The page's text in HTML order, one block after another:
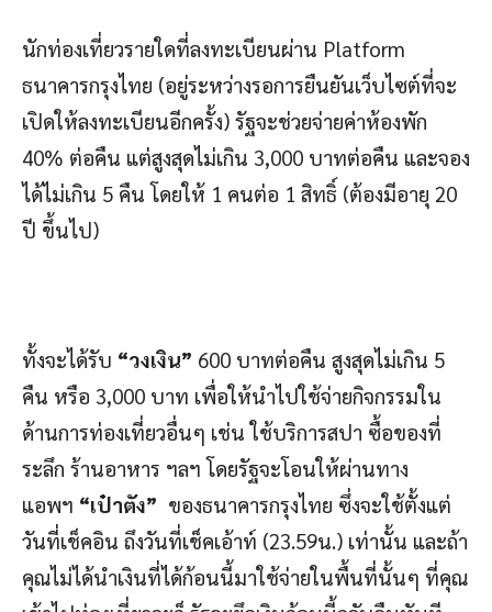
นักท่องเที่ยวรายใดที่ลงทะเบียนผ่าน Platform
ธนาคารกรุงไทย (อยู่ระหว่างรอการยืนยันเว็บไซต์ที่จะ
เปิดให้ลงทะเบียนอีกครั้ง) รัฐจะช่วยจ่ายค่าห้องพัก
40% ต่อคืน แต่สูงสุดไม่เกิน 3,000 บาทต่อคืน และจอง
ได้ไม่เกิน 5 คืน โดยให้ 1 คนต่อ 1 สิทธิ์ (ต้องมีอายุ 20
ปี ขึ้นไป)
ทั้งจะได้รับ “วงเงิน” 600 บาทต่อคืน สูงสุดไม่เกิน 5
คืน หรือ 3,000 บาท เพื่อให้นำไปใช้จ่ายกิจกรรมใน
ด้านการท่องเที่ยวอื่นๆ เช่น ใช้บริการสปา ซื้อของที่
ระลึก ร้านอาหาร ฯลฯ โดยรัฐจะโอนให้ผ่านทาง
แอพฯ “เป๋าตัง” ของธนาคารกรุงไทย ซึ่งจะใช้ตั้งแต่
วันที่เช็คอิน ถึงวันที่เช็คเอ้าท์ (23.59น.) เท่านั้น และถ้า
คุณไม่ได้นำเงินที่ได้ก้อนนี้มาใช้จ่ายในพื้นที่นั้นๆ ที่คุณ